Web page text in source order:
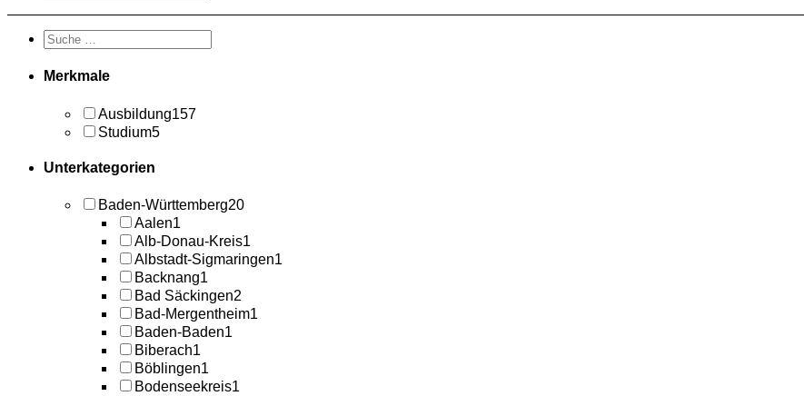
Merkmale
Ausbildung157
Studium5
Unterkategorien
Baden-Württemberg20
Aalen1
Alb-Donau-Kreis1
Albstadt-Sigmaringen1
Backnang1
Bad Säckingen2
Bad-Mergentheim1
Baden-Baden1
Biberach1
Böblingen1
Bodenseekreis1